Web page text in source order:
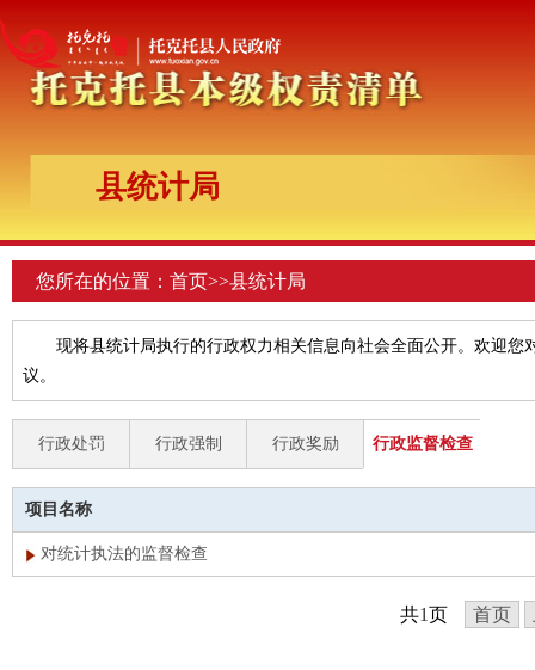
县统计局
您所在的位置： 首页>>县统计局
现将县统计局执行的行政权力相关信息向社会全面公开。欢迎
议。
行政处罚 行政强制 行政奖励 行政监督检查
项目名称
对统计执法的监督检查
共1页 首页